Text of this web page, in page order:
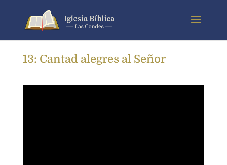
13: Cantad alegres al Señor